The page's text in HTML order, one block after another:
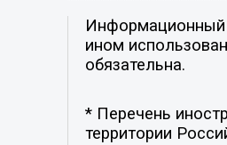
Информационный
ином
обязательна.
* Перечень
территории